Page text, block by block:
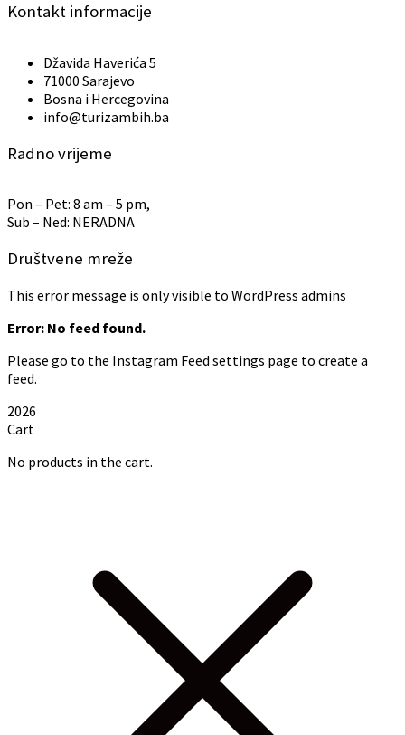
Kontakt informacije
Džavida Haverića 5
71000 Sarajevo
Bosna i Hercegovina
info@turizambih.ba
Radno vrijeme
Pon – Pet: 8 am – 5 pm,
Sub – Ned: NERADNA
Društvene mreže
This error message is only visible to WordPress admins
Error: No feed found.
Please go to the Instagram Feed settings page to create a
feed.
2026
Cart
No products in the cart.